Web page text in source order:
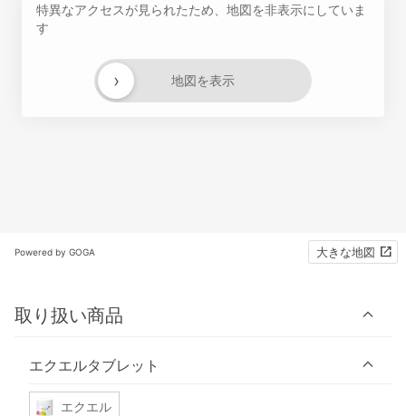
特異なアクセスが見られたため、地図を非表示にしていま
す
地図を表示
›
Powered by GOGA 大きな地図
取り扱い商品
エクエルタブレット
エクエル